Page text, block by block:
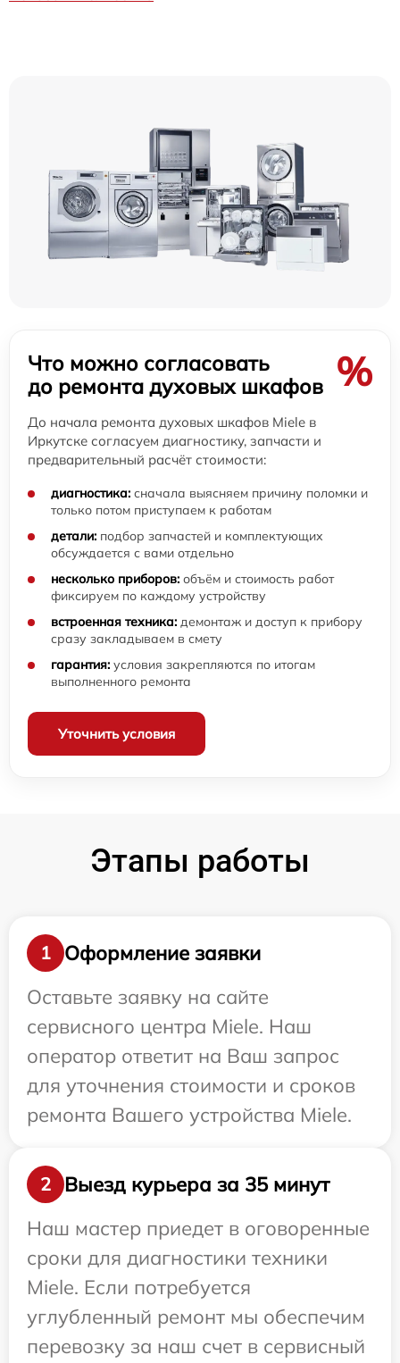
Что можно согласовать
до ремонта духовых шкафов %
До начала ремонта духовых шкафов Miele в
Иркутске согласуем диагностику, запчасти и
предварительный расчёт стоимости:
диагностика: сначала выясняем причину поломки и
только потом приступаем к работам
детали: подбор запчастей и комплектующих
обсуждается с вами отдельно
несколько приборов: объём и стоимость работ
фиксируем по каждому устройству
встроенная техника: демонтаж и доступ к прибору
сразу закладываем в смету
гарантия: условия закрепляются по итогам
выполненного ремонта
Уточнить условия
Этапы работы
1
Оформление заявки
Оставьте заявку на сайте
сервисного центра Miele. Наш
оператор ответит на Ваш запрос
для уточнения стоимости и сроков
ремонта Вашего устройства Miele.
2
Выезд курьера за 35 минут
Наш мастер приедет в оговоренные
сроки для диагностики техники
Miele. Если потребуется
углубленный ремонт мы обеспечим
перевозку за наш счет в сервисный